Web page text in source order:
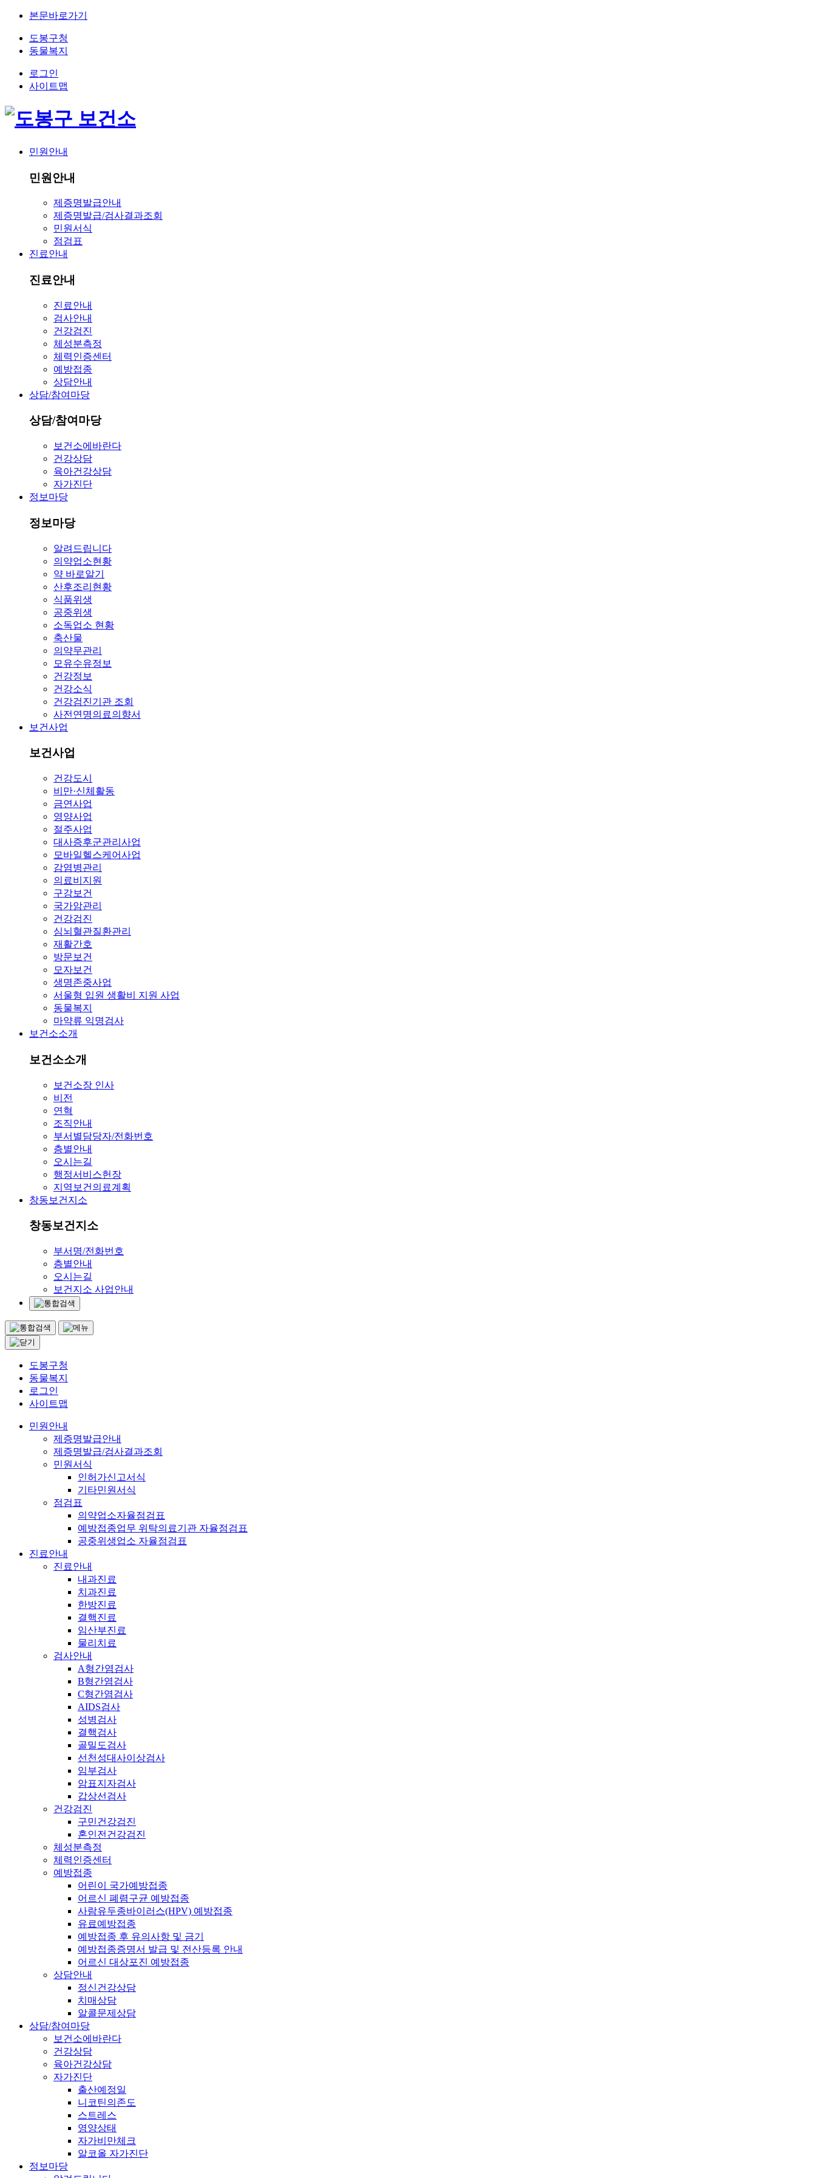
본문바로가기
도봉구청
동물복지
로그인
사이트맵
민원안내
민원안내
제증명발급안내
제증명발급/검사결과조회
민원서식
점검표
진료안내
진료안내
진료안내
검사안내
건강검진
체성분측정
체력인증센터
예방접종
상담안내
상담/참여마당
상담/참여마당
보건소에바란다
건강상담
육아건강상담
자가진단
정보마당
정보마당
알려드립니다
의약업소현황
약 바로알기
산후조리현황
식품위생
공중위생
소독업소 현황
축산물
의약무관리
모유수유정보
건강정보
건강소식
건강검진기관 조회
사전연명의료의향서
보건사업
보건사업
건강도시
비만·신체활동
금연사업
영양사업
절주사업
대사증후군관리사업
모바일헬스케어사업
감염병관리
의료비지원
구강보건
국가암관리
건강검진
심뇌혈관질환관리
재활간호
방문보건
모자보건
생명존중사업
서울형 입원 생활비 지원 사업
동물복지
마약류 익명검사
보건소소개
보건소소개
보건소장 인사
비전
연혁
조직안내
부서별담당자/전화번호
층별안내
오시는길
행정서비스헌장
지역보건의료계획
창동보건지소
창동보건지소
부서명/전화번호
층별안내
오시는길
보건지소 사업안내
도봉구청
동물복지
로그인
사이트맵
민원안내
제증명발급안내
제증명발급/검사결과조회
민원서식
인허가신고서식
기타민원서식
점검표
의약업소자율점검표
예방접종업무 위탁의료기관 자율점검표
공중위생업소 자율점검표
진료안내
진료안내
내과진료
치과진료
한방진료
결핵진료
임산부진료
물리치료
검사안내
A형간염검사
B형간염검사
C형간염검사
AIDS검사
성병검사
결핵검사
골밀도검사
선천성대사이상검사
임부검사
암표지자검사
갑상선검사
건강검진
구민건강검진
혼인전건강검진
체성분측정
체력인증센터
예방접종
어린이 국가예방접종
어르신 폐렴구균 예방접종
사람유두종바이러스(HPV) 예방접종
유료예방접종
예방접종 후 유의사항 및 금기
예방접종증명서 발급 및 전산등록 안내
어르신 대상포진 예방접종
상담안내
정신건강상담
치매상담
알콜문제상담
상담/참여마당
보건소에바란다
건강상담
육아건강상담
자가진단
출산예정일
니코틴의존도
스트레스
영양상태
자가비만체크
알코올 자가진단
정보마당